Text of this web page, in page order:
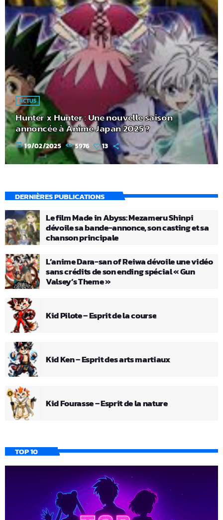
ACTUS
Hunter x Hunter : Une nouvelle saison
annoncée à Anime Japan 2025 ?
today 19/02/2025 5976 13
DERNIÈRES PUBLICATIONS
Le film Made in Abyss: Mezameru Shinpi
dévoile sa bande-annonce, son casting et sa
chanson principale
L’anime Dara-san of Reiwa dévoile une vidéo
sans crédits de son ending spécial « Gun
Valsey’s Theme »
Kid Pilote – Esprit de la course
Kid Ken – Esprit des arts martiaux
Kid Fourasse – Esprit de la nature
TOP 10